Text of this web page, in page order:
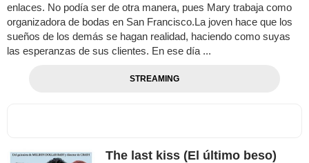
enlaces. No podía ser de otra manera, pues Mary trabaja como
organizadora de bodas en San Francisco.La joven hace que los
sueños de los demás se hagan realidad, haciendo como suyas
las esperanzas de sus clientes. En ese día ...
STREAMING
The last kiss (El último beso)